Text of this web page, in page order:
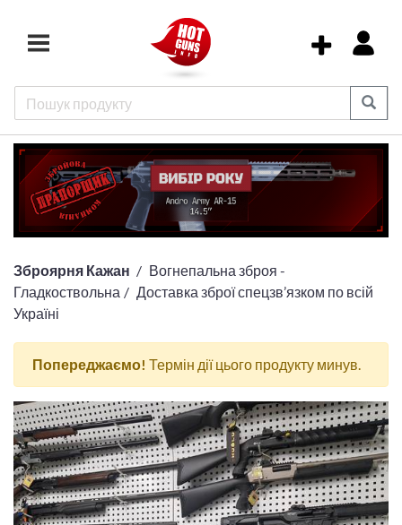
Зброярня Кажан
Вогнепальна зброя -
Гладкоствольна
Доставка зброї спецзв’язком по всій
Україні
Попереджаємо! Термін дії цього продукту минув.